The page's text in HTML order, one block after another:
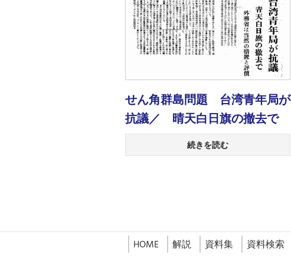
せん角群島問題 台湾青年局が
抗議／ 晴天白日旗の撤去で
続きを読む
HOME 解説 資料集 資料検索